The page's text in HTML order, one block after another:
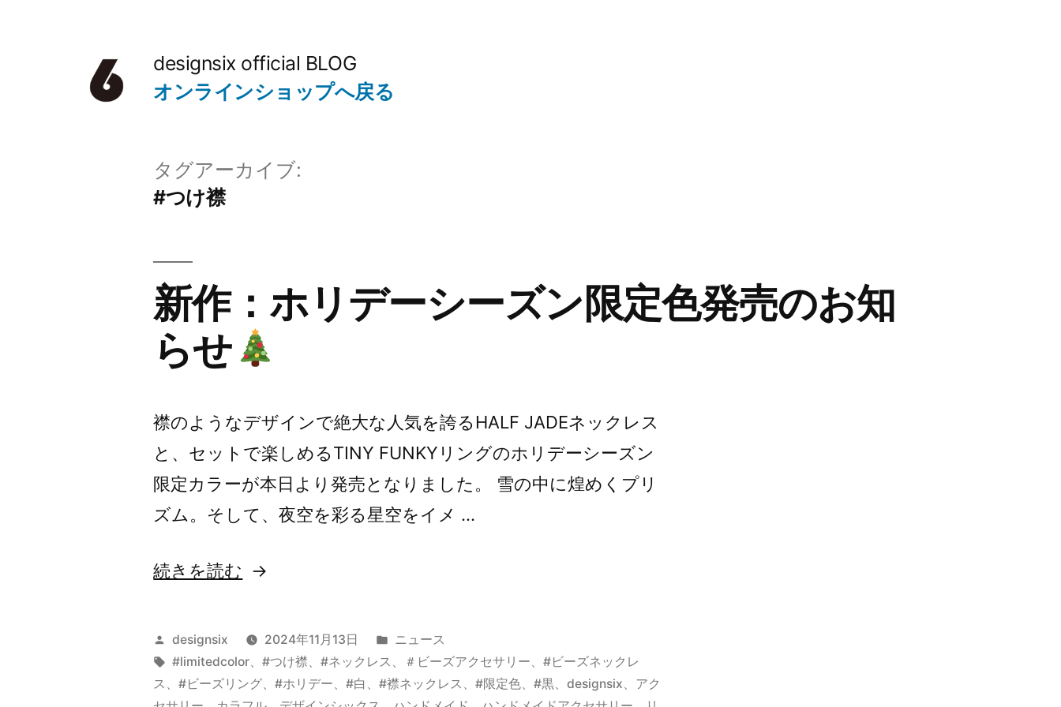
designsix official BLOG
オンラインショップへ戻る
タグアーカイブ:
#つけ襟
新作：ホリデーシーズン限定色発売のお知
らせ
襟のようなデザインで絶大な人気を誇るHALF JADEネックレス
と、セットで楽しめるTINY FUNKYリングのホリデーシーズン
限定カラーが本日より発売となりました。 雪の中に煌めくプリ
ズム。そして、夜空を彩る星空をイメ …
“新
ホ
リ
デ
続きを読む
投
稿
者:
designsix 2024年11月13日
カ
ゴ
ニュース
タ
グ:
#limitedcolor 、#つけ襟 、#ネックレス ＃ビーズアクセサリー 、#ビーズネックレ
ス
、#ビーズリング 、#ホリデー 、#白 、#襟ネックレス 、#限定色 、#黒 、designsix
アク